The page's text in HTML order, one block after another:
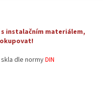
instalačním materiálem,
dle normyDIN